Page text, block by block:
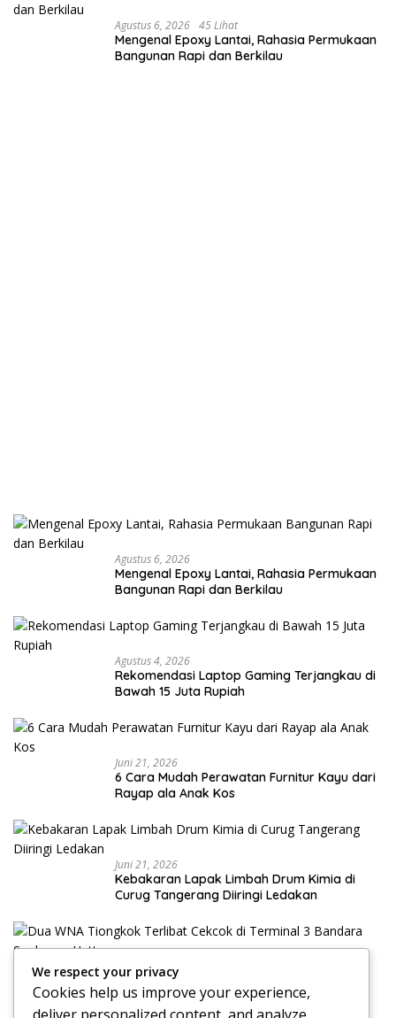
Agustus 6, 2026 45 Lihat
Mengenal Epoxy Lantai, Rahasia Permukaan
Bangunan Rapi dan Berkilau
Agustus 6, 2026
Mengenal Epoxy Lantai, Rahasia Permukaan
Bangunan Rapi dan Berkilau
Agustus 4, 2026
Rekomendasi Laptop Gaming Terjangkau di
Bawah 15 Juta Rupiah
Juni 21, 2026
6 Cara Mudah Perawatan Furnitur Kayu dari
Rayap ala Anak Kos
Juni 21, 2026
Kebakaran Lapak Limbah Drum Kimia di
Curug Tangerang Diiringi Ledakan
Juni 17, 2026
Dua WNA Tiongkok Terlibat Cekcok di
Terminal 3 Bandara Soekarno-Hatta
We respect your privacy
Cookies help us improve your experience,